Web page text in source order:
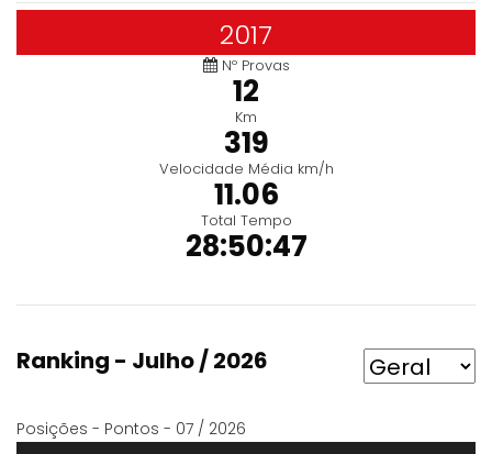
2017
Nº Provas
12
Km
319
Velocidade Média km/h
11.06
Total Tempo
28:50:47
Ranking - Julho / 2026
Posições - Pontos - 07 / 2026